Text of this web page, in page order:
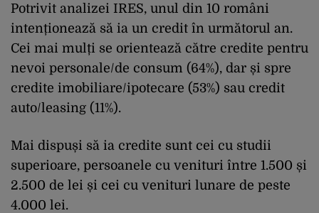
Potrivit analizei IRES, unul din 10 români
intenționează să ia un credit în următorul an.
Cei mai mulți se orientează către credite pentru
nevoi personale/de consum (64%), dar și spre
credite imobiliare/ipotecare (53%) sau credit
auto/leasing (11%).
Mai dispuși să ia credite sunt cei cu studii
superioare, persoanele cu venituri între 1.500 și
2.500 de lei și cei cu venituri lunare de peste
4.000 lei.